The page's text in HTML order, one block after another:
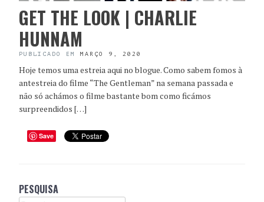
GET THE LOOK | CHARLIE
HUNNAM
PUBLICADO EM MARÇO 9, 2020
Hoje temos uma estreia aqui no blogue. Como sabem fomos à
antestreia do filme “The Gentleman” na semana passada e
não só achámos o filme bastante bom como ficámos
surpreendidos […]
Save
PESQUISA